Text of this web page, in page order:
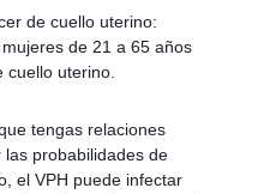
de cuello uterino:
de 21 a 65 años
uterino.
tengas relaciones
probabilidades de
el VPH puede infectar